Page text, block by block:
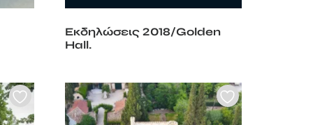
Εκδηλώσεις 2018/Golden
Hall.